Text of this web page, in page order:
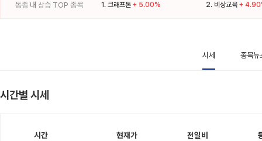
동종 내 상승 TOP 종목 1. 크래프톤 + 5.00% 2. 비상교육 +
시세 종목뉴